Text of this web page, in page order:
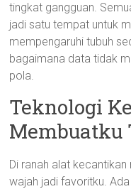
tingkat gangguan.
jadi satu tempat untuk
mempengaruhi tubuh
bagaimana data tidak
pola.
Teknologi
Membuatku
Di ranah alat kecantikan
wajah jadi favoritku.